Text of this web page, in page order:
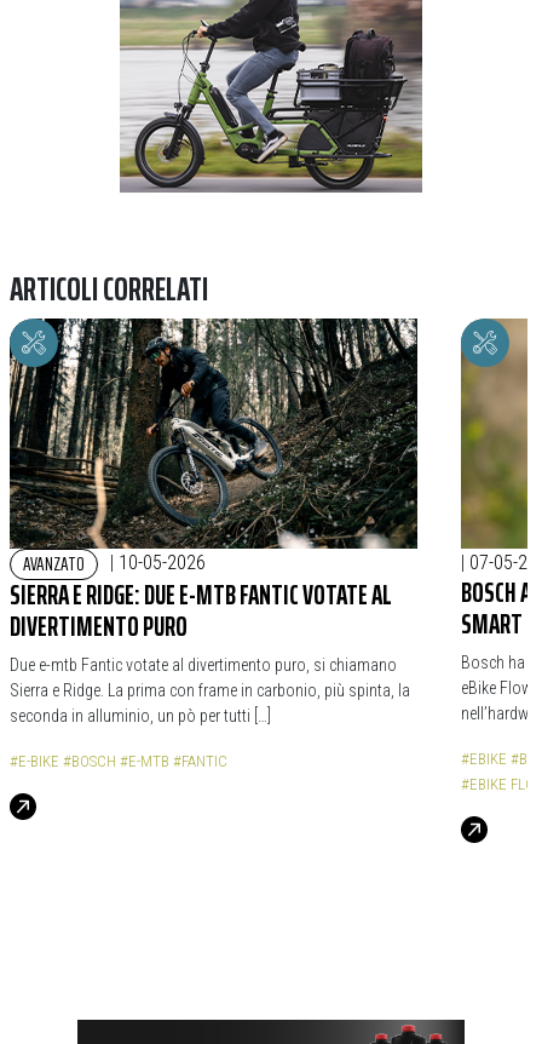
ARTICOLI CORRELATI
AVANZATO | 10-05-2026
SIERRA E RIDGE: DUE E-MTB FANTIC VOTATE AL
DIVERTIMENTO PURO
Due e-mtb Fantic votate al divertimento puro, si chiamano
Sierra e Ridge. La prima con frame in carbonio, più spinta, la
seconda in alluminio, un pò per tutti […]
#E-BIKE #BOSCH #E-MTB #FANTIC
| 07-05-
BOSCH
SMART
Bosch ha
eBike
#EBIKE
#EBIKE